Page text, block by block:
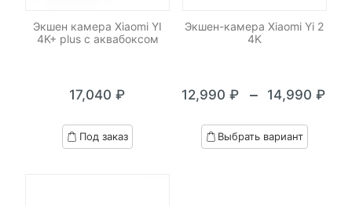
Экшен камера Xiaomi YI
4K+ plus с аквабоксом
17,040 ₽
Под заказ
Экшен-камера Xiaomi Yi 2
4K
12,990₽ – 14,990₽
Диапазон
цен:
12,990 ₽
Выбрать вариант